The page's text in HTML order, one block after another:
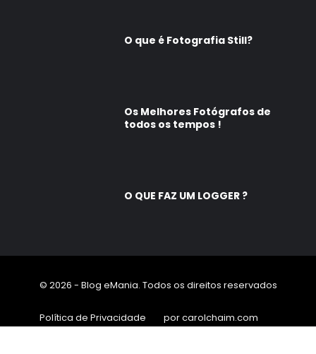
O que é Fotografia Still?
Os Melhores Fotógrafos de
todos os tempos !
O QUE FAZ UM LOGGER ?
© 2026 - Blog eMania. Todos os direitos reservados
Política de Privacidade por carolchaim.com